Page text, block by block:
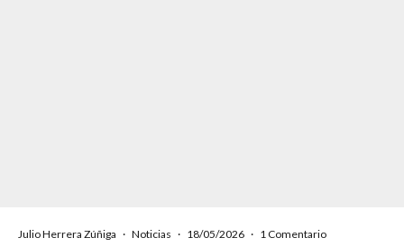
Julio Herrera Zúñiga · Noticias · 18/05/2026 · 1 Comentario